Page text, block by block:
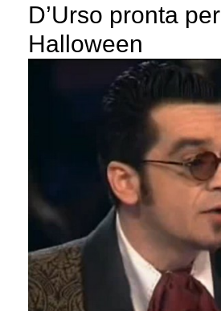
D’Urso pronta per
Halloween